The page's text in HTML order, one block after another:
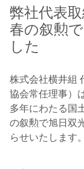
弊社代表
春の叙勲
した
株式会社横井組
協会常任理事）は
多年にわたる国
の叙勲で旭日双
らせいたします。